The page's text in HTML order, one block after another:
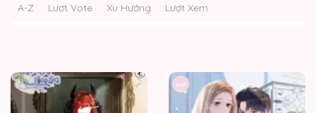
A-Z Lượt Vote Xu Hướng Lượt Xem
Hot